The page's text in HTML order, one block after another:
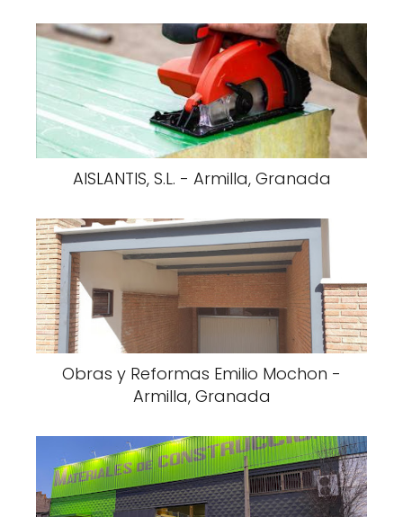
AISLANTIS, S.L. - Armilla, Granada
Obras y Reformas Emilio Mochon -
Armilla, Granada